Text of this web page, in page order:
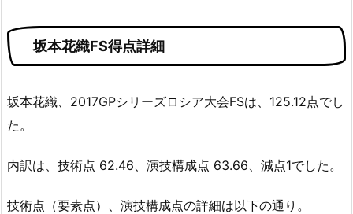
坂本花織FS得点詳細
坂本花織、2017GPシリーズロシア大会FSは、125.12点でし
た。
内訳は、技術点 62.46、演技構成点 63.66、減点1でした。
技術点（要素点）、演技構成点の詳細は以下の通り。